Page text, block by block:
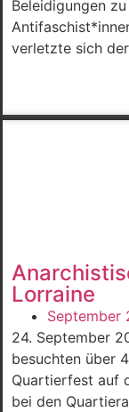
Beleidigungen
verletzte sich
Lorraine
September
24. September
besuchten über
Quartierfest auf
bei den